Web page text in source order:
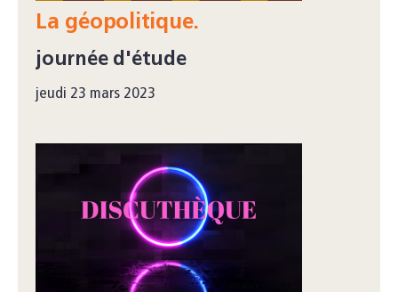
La géopolitique.
journée d'étude
jeudi 23 mars 2023